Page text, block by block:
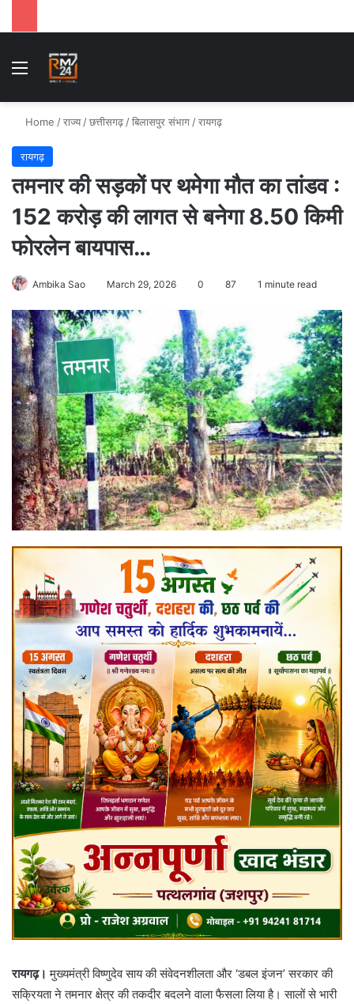
Menu
Home /राज्य /छत्तीसगढ़ /बिलासपुर संभाग /रायगढ़
रायगढ़
तमनार की सड़कों पर थमेगा मौत का तांडव :
152 करोड़ की लागत से बनेगा 8.50 किमी
फोरलेन बायपास…
Ambika Sao March 29, 2026 0 87 1 minute read
रायगढ़। मुख्यमंत्री विष्णुदेव साय की संवेदनशीलता और ‘डबल इंजन’ सरकार की
सक्रियता ने तमनार क्षेत्र की तकदीर बदलने वाला फैसला लिया है। सालों से भारी